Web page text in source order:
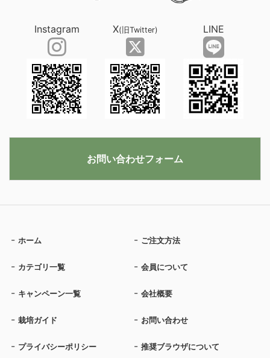
ホーム ご注文方法
カテゴリ一覧 会員について
キャンペーン一覧 会社概要
栽培ガイド お問い合わせ
プライバシーポリシー 推奨ブラウザについて
Instagram X(旧Twitter) LINE
お問い合わせフォーム